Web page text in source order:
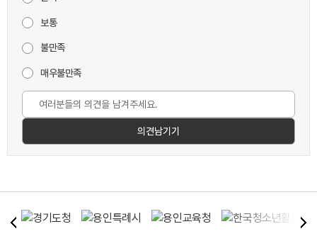
보통
불만족
매우불만족